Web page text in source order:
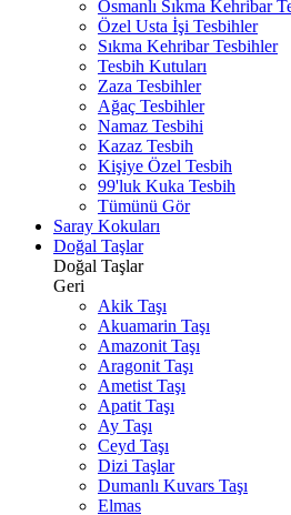
Osmanlı Sıkma Kehribar
Özel Usta İşi Tesbihler
Sıkma Kehribar Tesbihler
Tesbih Kutuları
Zaza Tesbihler
Ağaç Tesbihler
Namaz Tesbihi
Kazaz Tesbih
Kişiye Özel Tesbih
99'luk Kuka Tesbih
Tümünü Gör
Saray Kokuları
Doğal Taşlar
Doğal Taşlar
Geri
Akik Taşı
Akuamarin Taşı
Amazonit Taşı
Aragonit Taşı
Ametist Taşı
Apatit Taşı
Ay Taşı
Ceyd Taşı
Dizi Taşlar
Dumanlı Kuvars Taşı
Elmas